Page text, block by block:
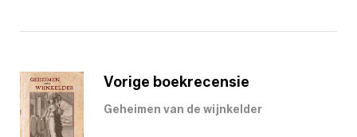
Vorige boekrecensie
Geheimen van de wijnkelder